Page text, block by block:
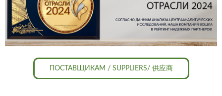
ПОСТАВЩИКАМ / SUPPLIERS/ 供应商